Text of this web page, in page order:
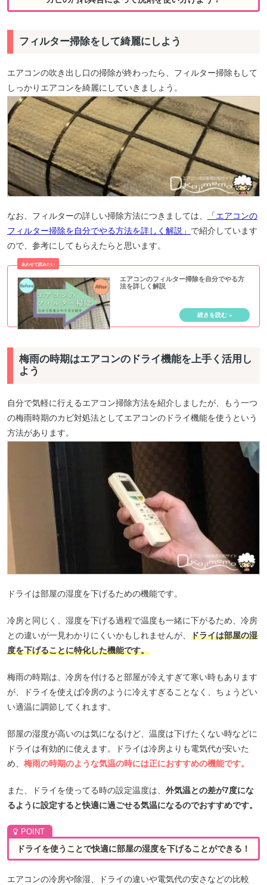
フィルター掃除をして綺麗にしよう
エアコンの吹き出し口の掃除が終わったら、フィルター掃除もして
しっかりエアコンを綺麗にしていきましょう。
なお、フィルターの詳しい掃除方法につきましては、
「エアコンの
フィルター掃除を自分でやる方法を詳しく解説」 で紹介しています
ので、参考にしてもらえたらと思います。
エアコンのフィルター掃除を自分でやる方
法を詳しく解説
梅雨の時期はエアコンのドライ機能を上手く活用し
よう
自分で気軽に行えるエアコン掃除方法を紹介しましたが、もう一つ
の梅雨時期のカビ対処法としてエアコンのドライ機能を使うという
方法があります。
ドライは部屋の湿度を下げるための機能です。
冷房と同じく、湿度を下げる過程で温度も一緒に下がるため、冷房
との違いが一見わかりにくいかもしれませんが、 ドライは部屋の湿
度を下げることに特化した機能です。
梅雨の時期は、冷房を付けると部屋が冷えすぎて寒い時もあります
が、ドライを使えば冷房のように冷えすぎることなく、ちょうどい
い適温に調節してくれます。
部屋の湿度が高いのは気になるけど、温度は下げたくない時などに
ドライは有効的に使えます。ドライは冷房よりも電気代が安いた
め、 梅雨の時期のような気温の時には正におすすめの機能です。
また、ドライを使ってる時の設定温度は、 外気温との差が7度にな
るように設定すると快適に過ごせる気温になるのでおすすめです。
ドライを使うことで快適に部屋の湿度を下げることができる！
エアコンの冷房や除湿、ドライの違いや電気代の安さなどの比較